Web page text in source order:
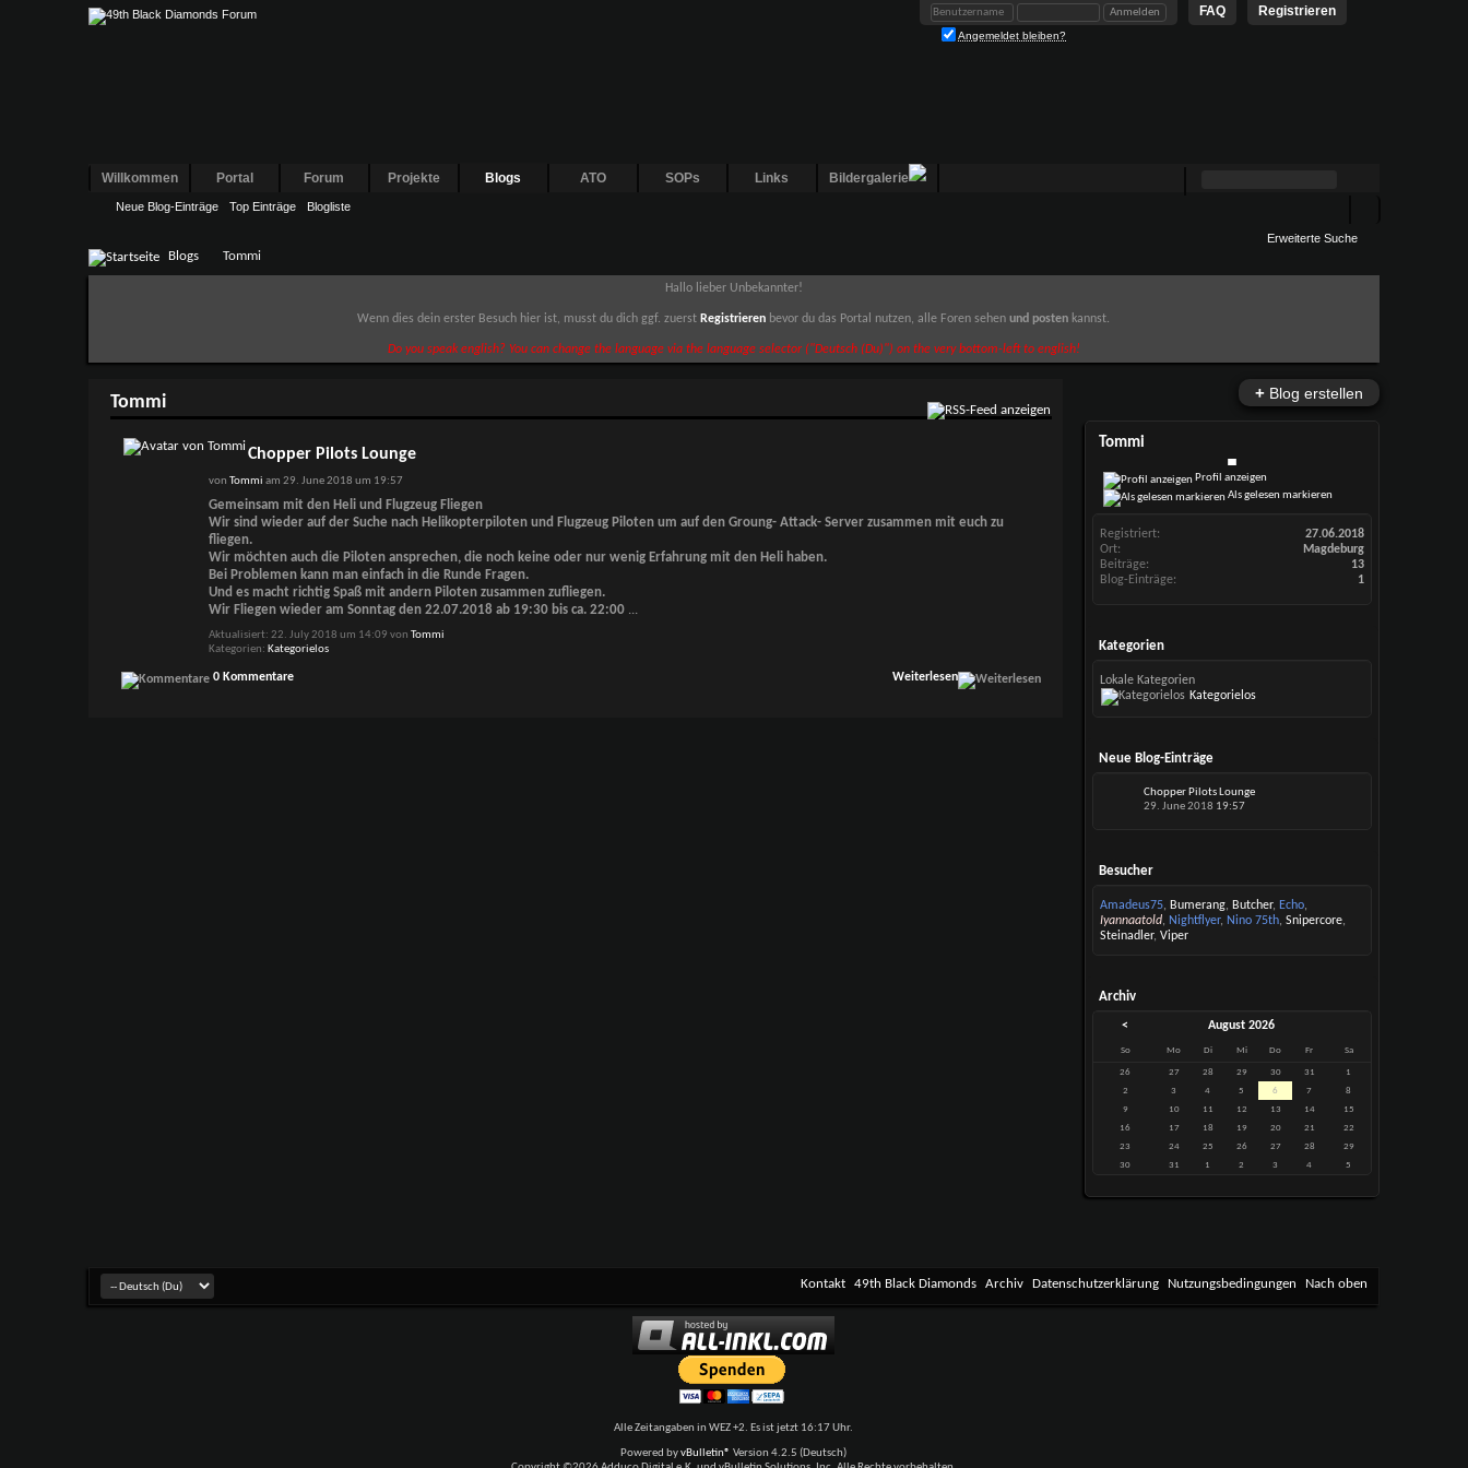
Registrieren
FAQ
Angemeldet bleiben?
Willkommen Portal Forum Projekte Blogs
Neue Blog-Einträge Top Einträge Blogliste
ATO SOPs Links Bildergalerie
Erweiterte Suche
Blogs Tommi
Hallo lieber Unbekannter!
Wenn dies dein erster Besuch hier ist, musst du dich ggf. zuerst Registrieren bevor du das Portal nutzen, alle Foren sehenund posten kannst.
Do you speak english? You can change the language via the language selector ("Deutsch (Du)") on the very bottom-left to english!
Tommi
Chopper Pilots Lounge
von Tommi am 29. June 2018 um 19:57
Gemeinsam mit den Heli und Flugzeug Fliegen
Wir sind wieder auf der Suche nach Helikopterpiloten und Flugzeug Piloten um auf den Groung- Attack- Server zusammen mit euch zu
fliegen.
Wir möchten auch die Piloten ansprechen, die noch keine oder nur wenig Erfahrung mit den Heli haben.
Bei Problemen kann man einfach in die Runde Fragen.
Und es macht richtig Spaß mit andern Piloten zusammen zufliegen.
Wir Fliegen wieder am Sonntag den 22.07.2018 ab 19:30 bis ca. 22:00 ...
Aktualisiert: 22. July 2018 um 14:09 von Tommi
Kategorien
Kategorielos
0 Kommentare Weiterlesen
+ Blog erstellen
Tommi
Profil anzeigen
Als gelesen markieren
Registriert
27.06.2018
Ort
Magdeburg
Beiträge
13
Blog-Einträge
1
Kategorien
Lokale Kategorien
Kategorielos
Neue Blog-Einträge
Chopper Pilots Lounge
29. June 2018 19:57
Besucher
Amadeus75, Bumerang, Butcher, Echo,
Iyannaatold, Nightflyer, Nino 75th, Snipercore,
Steinadler, Viper
Archiv
< August 2026
So Mo Di Mi Do Fr Sa
26 27 28 29 30 31
1
2
3 4 5 6 7
8
9
10 11 12 13 14
15
16
17 18 19 20 21
22
23
24 25 26 27 28
29
30
31 1 2 3 4 5
Kontakt 49th Black Diamonds Archiv Datenschutzerklärung Nutzungsbedingungen Nach oben
Alle Zeitangaben in WEZ +2. Es ist jetzt 16:17Uhr.
Powered byvBulletin® Version 4.2.5 (Deutsch)